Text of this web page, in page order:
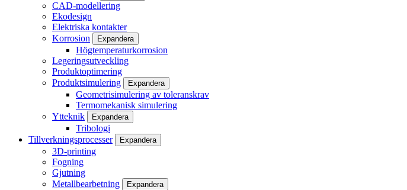
CAD-modellering
Ekodesign
Elektriska kontakter
Korrosion
Expandera
Högtemperaturkorrosion
Legeringsutveckling
Produktoptimering
Produktsimulering
Expandera
Geometrisimulering av toleranskrav
Termomekanisk simulering
Ytteknik
Expandera
Tribologi
Tillverkningsprocesser
Expandera
3D-printing
Fogning
Gjutning
Metallbearbetning
Expandera